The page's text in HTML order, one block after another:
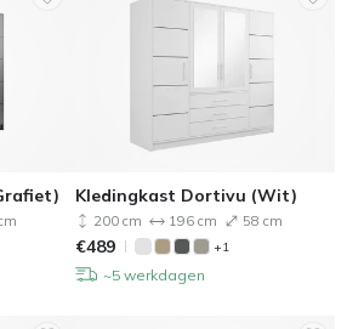
Kledingkast Dortivu (Wit)
200 cm 196 cm 58 cm
€489 +1
~5 werkdagen